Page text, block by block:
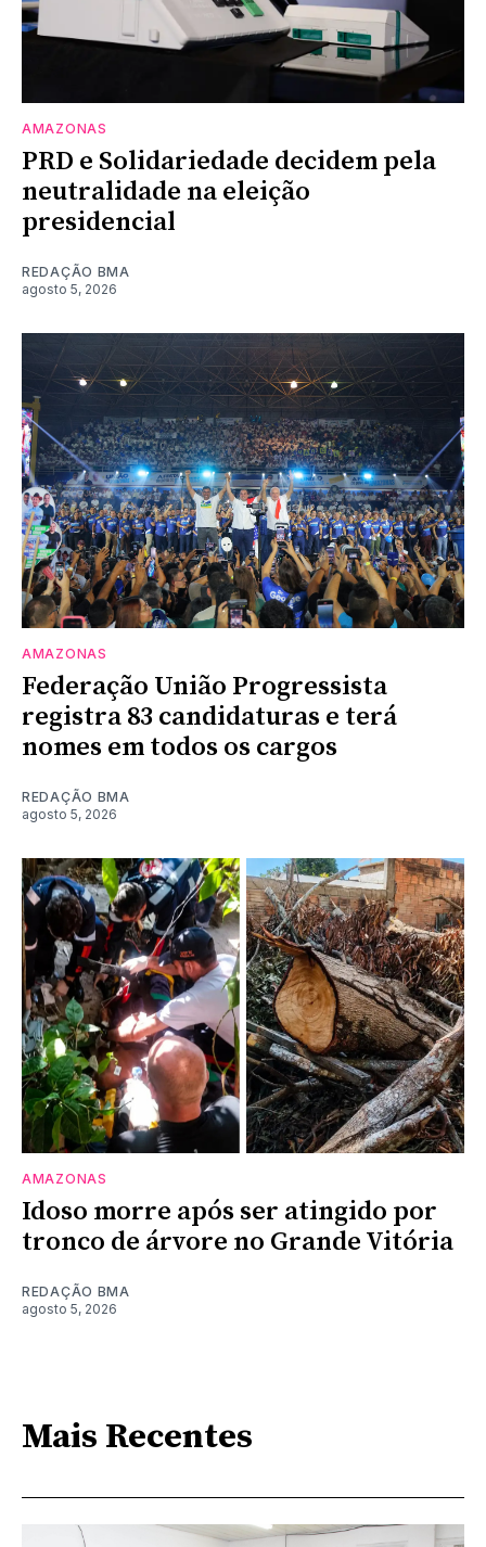
AMAZONAS
PRD e Solidariedade decidem pela
neutralidade na eleição
presidencial
REDAÇÃO BMA
agosto 5, 2026
AMAZONAS
Federação União Progressista
registra 83 candidaturas e terá
nomes em todos os cargos
REDAÇÃO BMA
agosto 5, 2026
AMAZONAS
Idoso morre após ser atingido por
tronco de árvore no Grande Vitória
REDAÇÃO BMA
agosto 5, 2026
Mais Recentes